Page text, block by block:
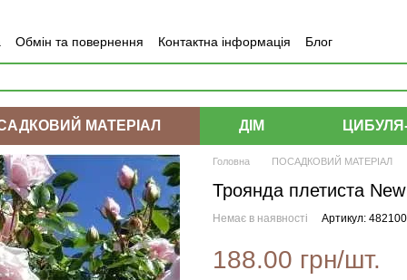
Обмін та повернення Контактна інформація
Блог
МАТЕРІАЛ ДІМ
Головна ПОСАДКОВИЙ МАТЕРІАЛ
Троянда плетиста
Немає в наявності Артикул:
188.00 грн/шт.